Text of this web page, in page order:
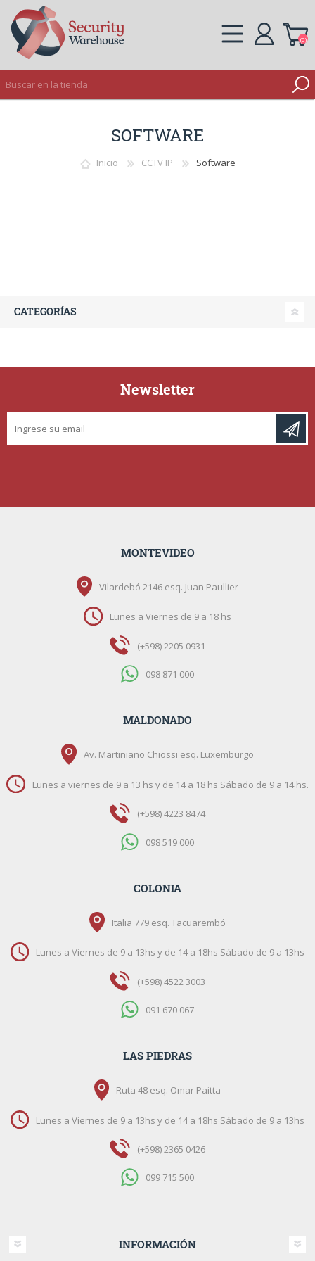
(0)
SOFTWARE
Inicio CCTV IP Software
CATEGORÍAS
Newsletter
MONTEVIDEO
Vilardebó 2146 esq. Juan Paullier
Lunes a Viernes de 9 a 18 hs
(+598) 2205 0931
098 871 000
MALDONADO
Av. Martiniano Chiossi esq. Luxemburgo
Lunes a viernes de 9 a 13 hs y de 14 a 18 hs Sábado de 9 a 14 hs.
(+598) 4223 8474
098 519 000
COLONIA
Italia 779 esq. Tacuarembó
Lunes a Viernes de 9 a 13hs y de 14 a 18hs Sábado de 9 a 13hs
(+598) 4522 3003
091 670 067
LAS PIEDRAS
Ruta 48 esq. Omar Paitta
Lunes a Viernes de 9 a 13hs y de 14 a 18hs Sábado de 9 a 13hs
(+598) 2365 0426
099 715 500
INFORMACIÓN